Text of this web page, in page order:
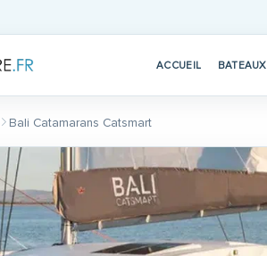
ACCUEIL BATEAUX
Bali Catamarans Catsmart